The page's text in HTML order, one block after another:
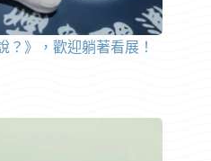
？》，歡迎躺著看展！